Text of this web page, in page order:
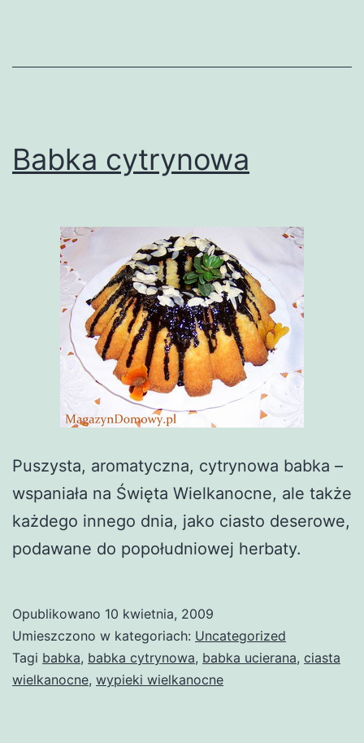
Babka cytrynowa
Puszysta, aromatyczna, cytrynowa babka –
wspaniała na Święta Wielkanocne, ale także
każdego innego dnia, jako ciasto deserowe,
podawane do popołudniowej herbaty.
Opublikowano 10 kwietnia, 2009
Umieszczono w kategoriach: Uncategorized
Tagi babka, babka cytrynowa, babka ucierana, ciasta
wielkanocne, wypieki wielkanocne